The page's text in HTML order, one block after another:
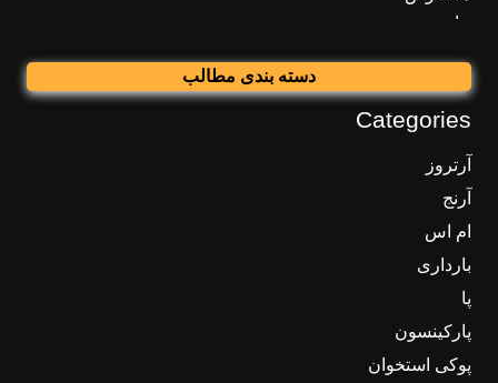
دسته بندی مطالب
Categories
آرتروز
آرنج
ام اس
بارداری
پا
پارکینسون
پوکی استخوان